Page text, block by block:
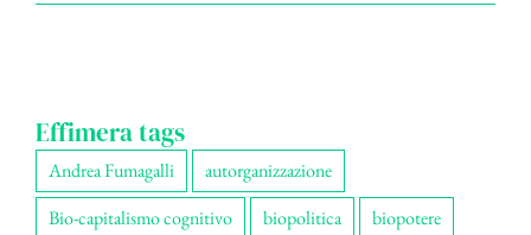
Effimera tags
Andrea Fumagalli
autorganizzazione
Bio-capitalismo cognitivo
biopolitica
biopotere